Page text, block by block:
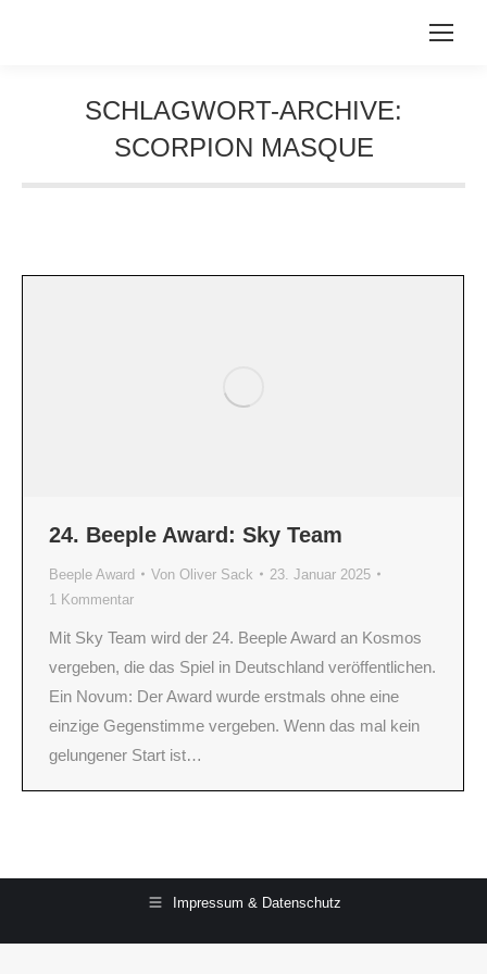
SCHLAGWORT-ARCHIVE:
SCORPION MASQUE
24. Beeple Award: Sky Team
Beeple Award Von Oliver Sack
23. Januar 2025
1 Kommentar
Mit Sky Team wird der 24. Beeple Award an Kosmos
vergeben, die das Spiel in Deutschland veröffentlichen.
Ein Novum: Der Award wurde erstmals ohne eine
einzige Gegenstimme vergeben. Wenn das mal kein
gelungener Start ist…
Impressum & Datenschutz